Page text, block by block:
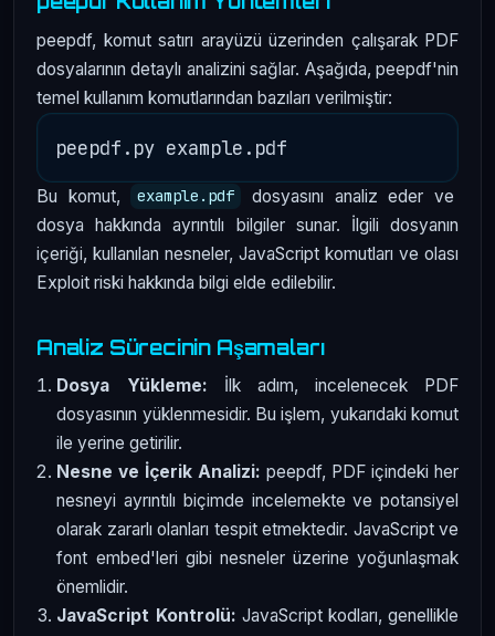
peepdf, komut satırı arayüzü üzerinden çalışarak PDF
dosyalarının detaylı analizini sağlar. Aşağıda, peepdf'nin
temel kullanım komutlarından bazıları verilmiştir:
Bu komut, example.pdf
dosyasını analiz eder ve
dosya hakkında ayrıntılı bilgiler sunar. İlgili dosyanın
içeriği, kullanılan nesneler, JavaScript komutları ve olası
Exploit riski hakkında bilgi elde edilebilir.
Analiz Sürecinin Aşamaları
Dosya Yükleme: İlk adım, incelenecek PDF
dosyasının yüklenmesidir. Bu işlem, yukarıdaki komut
ile yerine getirilir.
Nesne ve İçerik Analizi: peepdf, PDF içindeki her
nesneyi ayrıntılı biçimde incelemekte ve potansiyel
olarak zararlı olanları tespit etmektedir. JavaScript ve
font embed'leri gibi nesneler üzerine yoğunlaşmak
önemlidir.
JavaScript Kontrolü: JavaScript kodları, genellikle